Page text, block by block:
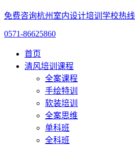
免费咨询杭州室内设计培训学校热线
0571-86625860
首页
清风培训课程
全案课程
手绘特训
软装培训
全案思维
单科班
全科班